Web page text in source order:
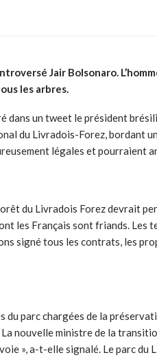
Jair Bolsonaro.
les arbres.
dans un tweet le président
du Livradois-Forez,
légales et pourraient
du Livradois Forez devrait
les Français sont friands.
signé tous les contrats, les
parc chargées de la
La nouvelle ministre de la
», a-t-elle signalé. Le parc